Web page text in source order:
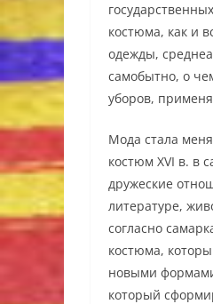
костюма, как и
одежды,
самобытно, о
уборов,
Мода стала
костюм XVI в. в
дружеские
литературе,
согласно
костюма,
новыми
который